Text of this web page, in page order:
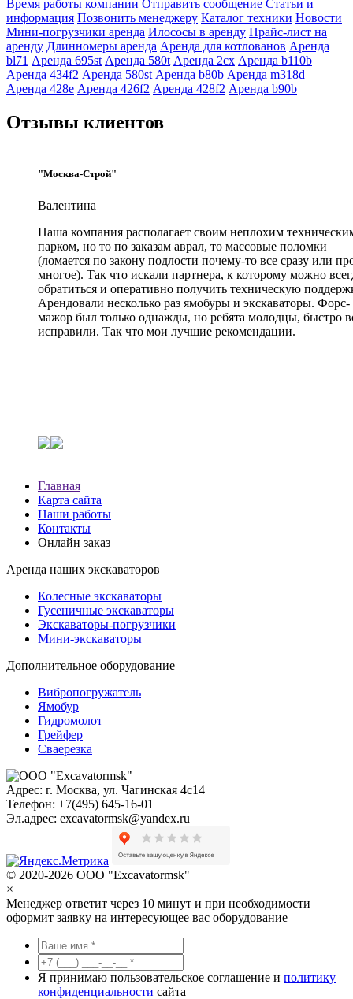
Время работы компании Отправить сообщение Статьи и
информация Позвонить менеджеру Каталог техники Новости
Мини-погрузчики аренда Илососы в аренду Прайс-лист на
аренду Длинномеры аренда Аренда для котлованов Аренда
bl71 Аренда 695st Аренда 580t Аренда 2cx Аренда b110b
Аренда 434f2 Аренда 580st Аренда b80b Аренда m318d
Аренда 428e Аренда 426f2 Аренда 428f2 Аренда b90b
Отзывы клиентов
"Москва-Строй"
Валентина
Наша компания располагает своим неплохим
парком, но то по заказам аврал, то массовые поломки
(ломается по закону подлости почему-то все сразу или
многое). Так что искали партнера, к которому можно
обратиться и оперативно получить техническую
Арендовали несколько раз ямобуры и экскаваторы. Форс-
мажор был только однажды, но ребята молодцы, быстро
исправили. Так что мои лучшие рекомендации.
Главная
Карта сайта
Наши работы
Контакты
Онлайн заказ
Аренда наших экскаваторов
Колесные экскаваторы
Гусеничные экскаваторы
Экскаваторы-погрузчики
Мини-экскаваторы
Дополнительное оборудование
Вибропогружатель
Ямобур
Гидромолот
Грейфер
Сваерезка
Адрес: г. Москва, ул. Чагинская 4с14
Телефон: +7(495) 645-16-01
Эл.адрес: excavatormsk@yandex.ru
© 2020-2026 ООО "Excavatormsk"
×
Менеджер ответит через 10 минут и при необходимости
оформит заявку на интересующее вас оборудование
Я принимаю пользовательское соглашение и политику
конфиденциальности сайта